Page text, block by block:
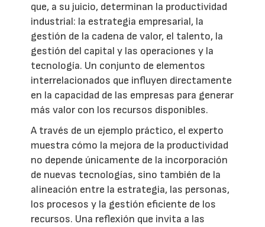
que, a su juicio, determinan la productividad
industrial: la estrategia empresarial, la
gestión de la cadena de valor, el talento, la
gestión del capital y las operaciones y la
tecnología. Un conjunto de elementos
interrelacionados que influyen directamente
en la capacidad de las empresas para generar
más valor con los recursos disponibles.
A través de un ejemplo práctico, el experto
muestra cómo la mejora de la productividad
no depende únicamente de la incorporación
de nuevas tecnologías, sino también de la
alineación entre la estrategia, las personas,
los procesos y la gestión eficiente de los
recursos. Una reflexión que invita a las